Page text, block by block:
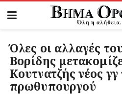
Όλες οι αλλαγές
Βορίδης
Κουτνατζής νέος γγ
πρωθυπουργού